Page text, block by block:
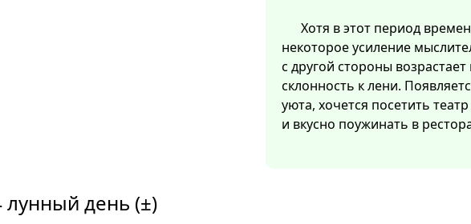
Хотя в этот период
некоторое усиление
с другой стороны
склонность к лени.
уюта, хочется посетить
и вкусно поужинать в
лунный день (±)